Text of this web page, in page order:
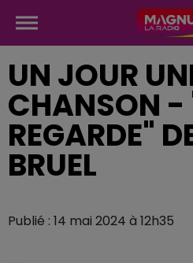
UN JOUR
CHANSON -
REGARDE"
BRUEL
Publié : 14 mai 2024 à 12h35